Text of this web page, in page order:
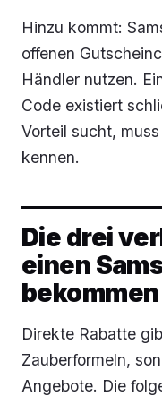
Hinzu kommt:
offenen
Händler nutzen.
Code existiert
Vorteil sucht,
kennen.
Die drei
einen
bekommen
Direkte Rabatte
Zauberformeln,
Angebote. Die